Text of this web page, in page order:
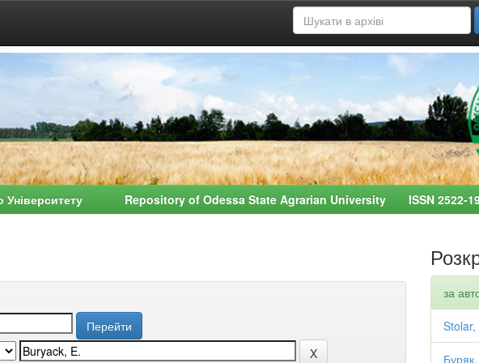
Університету Repository of Odessa State Agrarian University ISSN 2522-
за
Stolar,